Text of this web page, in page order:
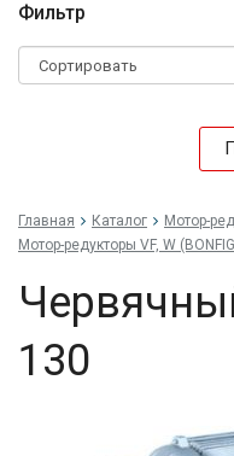
Фильтр
Главная Каталог Мотор-
Мотор-редукторы VF, W
130